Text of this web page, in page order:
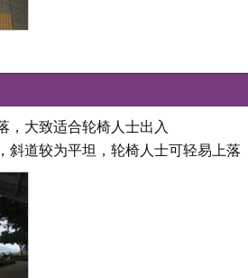
，大致适合轮椅人士出入
斜道较为平坦，轮椅人士可轻易上落